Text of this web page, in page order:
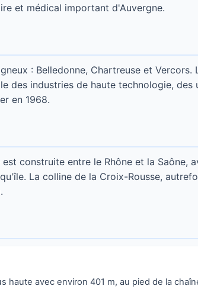
et médical important d'Auvergne.
: Belledonne, Chartreuse et Vercors.
des industries de haute technologie, des
en 1968.
construite entre le Rhône et la Saône,
La colline de la Croix-Rousse,
haute avec environ 401 m, au pied de la